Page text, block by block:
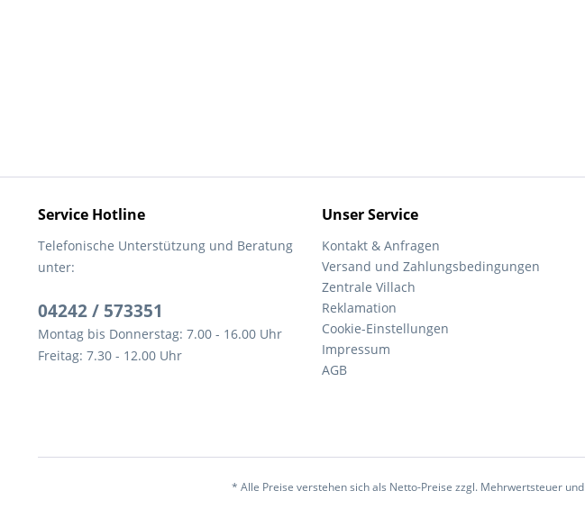
Service Hotline
Telefonische Unterstützung und Beratung
unter:
04242 / 573351
Montag bis Donnerstag: 7.00 - 16.00 Uhr
Freitag: 7.30 - 12.00 Uhr
Unser Service
Kontakt & Anfragen
Versand und Zahlungsbedingungen
Zentrale Villach
Reklamation
Cookie-Einstellungen
Impressum
AGB
* Alle Preise verstehen sich als Netto-Preise zzgl. Mehrwertsteuer und